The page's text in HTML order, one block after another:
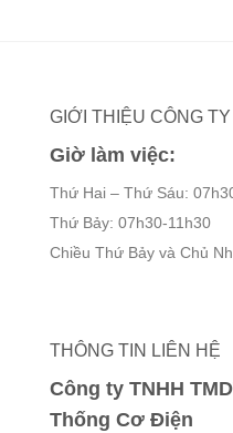
GIỚI THIỆU CÔNG TY
Giờ làm việc:
Thứ Hai – Thứ Sáu:
Thứ Bảy: 07h30-11h30
Chiều Thứ Bảy và Chủ
THÔNG TIN LIÊN HỆ
Công ty TNHH
Thống Cơ Điện